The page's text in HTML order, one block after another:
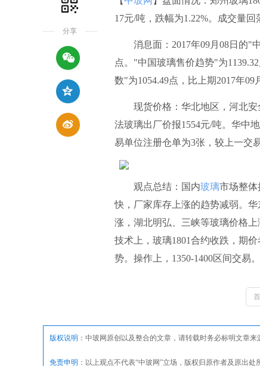
分享
17元/吨，跌幅为1.22%。成交量回
消息面：2017年09月08日的"中
点。"中国玻璃售价趋势"为
数"为1054.49点，比上期2017年09
现货价格：华北地区，河北安
法玻璃出厂价报1554元/吨。华中
易单位注册仓单为3张，较上一交
观点总结：国内玻璃市场整体
快，厂家库存上涨的趋势减弱。
涨，湖北明弘、三峡等玻璃价格
技术上，玻璃1801合约收跌，期
势。操作上，1350-1400区间交易。
版权说明： 中玻网原创以及整合的文章，请转载时务必标明文章来
免责申明： 以上观点不代表“中玻网”立场，版权归原作者及原出